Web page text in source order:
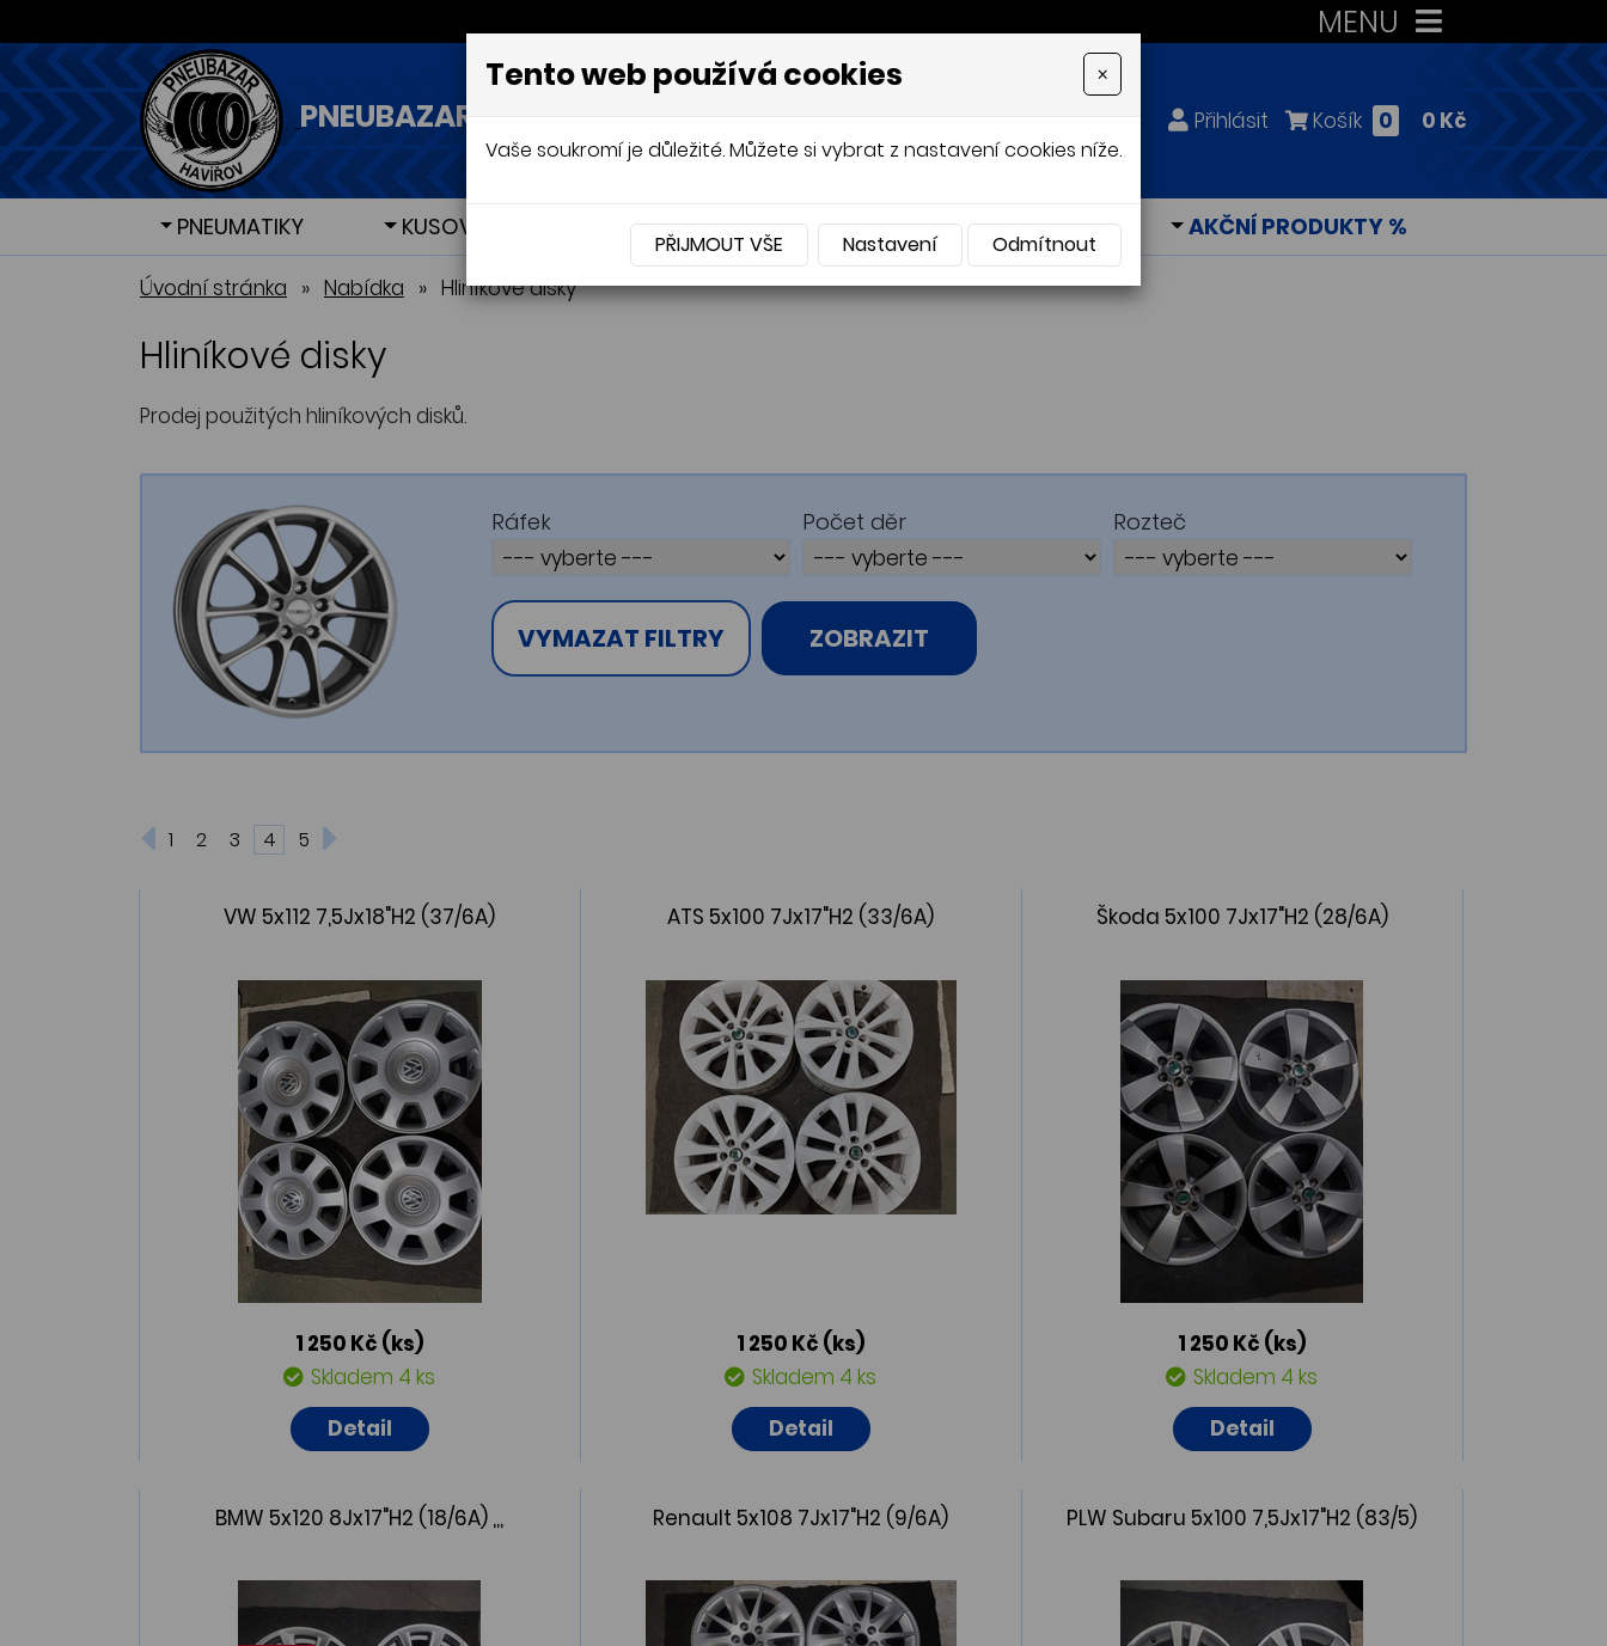
MENU
PNEUBAZAR - HAVÍŘOV, PNEUSERVIS Přihlásit Košík 0 0 Kč
PNEUMATIKY KUSOVÉ PNEUMATIKY OCELOVÉ DISKY HLINÍKOVÉ DISKY AKČNÍ PRODUKTY %
Úvodní stránka » Nabídka » Hliníkové disky
Hliníkové disky
Prodej použitých hliníkových disků.
Ráfek Počet děr Rozteč
VYMAZAT FILTRY ZOBRAZIT
1 2 3 4 5
VW 5x112 7,5Jx18"H2 (37/6A)
1 250 Kč (ks)
Skladem 4 ks
Detail
ATS 5x100 7Jx17"H2 (33/6A)
1 250 Kč (ks)
Skladem 4 ks
Detail
Škoda 5x100 7Jx17"H2 (28/6A)
1 250 Kč (ks)
Skladem 4 ks
Detail
BMW 5x120 8Jx17"H2 (18/6A) ,,, Renault 5x108 7Jx17"H2 (9/6A) PLW Subaru 5x100 7,5Jx17"H2 (83/5)
Tento web používá cookies ×
Vaše soukromí je důležité. Můžete si vybrat z nastavení cookies níže.
PŘIJMOUT VŠE Nastavení Odmítnout